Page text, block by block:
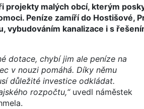
malých obcí, kterým
Peníze zamíří do Hostišové,
vybudováním kanalizace i s
dotace, chybí jim ale peníze na
v nouzi pomáhá. Díky němu
důležité investice odkládat.
rozpočtu,“uvedl náměstek